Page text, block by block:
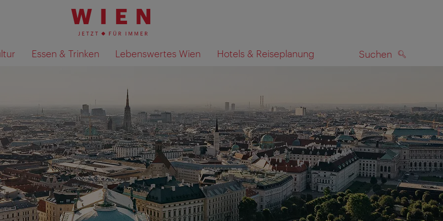
Essen & Trinken Lebenswertes Wien Hotels & Reiseplanung Suchen